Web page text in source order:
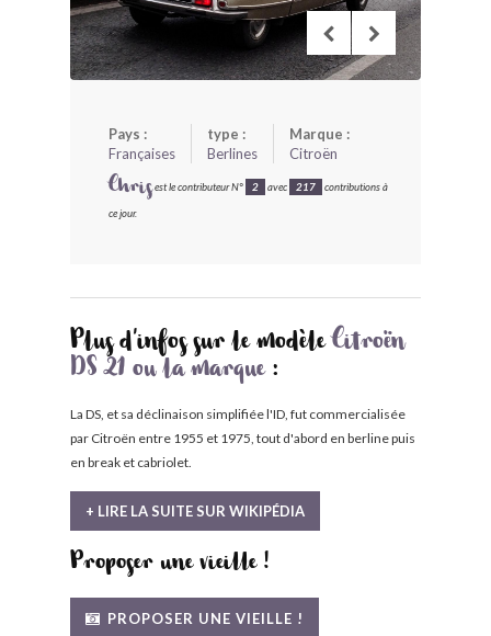
Pays :
Françaises
type :
Berlines
Marque :
Citroën
Chrisest le contributeur N° 2 avec 217 contributions à
ce jour.
Plus d'infos sur le modèleCitroën
DS 21 ou la marque:
La DS, et sa déclinaison simplifiée l'ID, fut commercialisée
par Citroën entre 1955 et 1975, tout d'abord en berline puis
en break et cabriolet.
+ LIRE LA SUITE SUR WIKIPÉDIA
Proposer une vieille !
PROPOSER UNE VIEILLE !